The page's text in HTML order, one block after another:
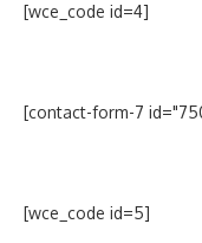
[wce_code id=4]
[contact-form-7
[wce_code id=5]